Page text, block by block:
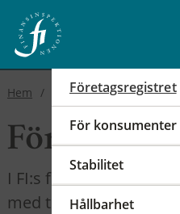
Företagsregistret
För konsumenter
Stabilitet
Hållbarhet
Hem Våra register
I FI:s företagsregister
med tillstånd att